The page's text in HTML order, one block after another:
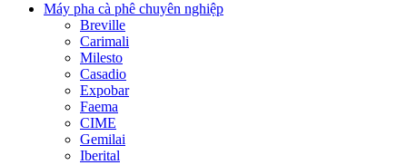
Máy pha cà phê chuyên nghiệp
Breville
Carimali
Milesto
Casadio
Expobar
Faema
CIME
Gemilai
Iberital